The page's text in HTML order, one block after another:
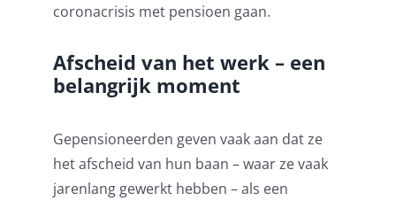
coronacrisis met pensioen gaan.
Afscheid van het werk – een
belangrijk moment
Gepensioneerden geven vaak aan dat ze
het afscheid van hun baan – waar ze vaak
jarenlang gewerkt hebben – als een